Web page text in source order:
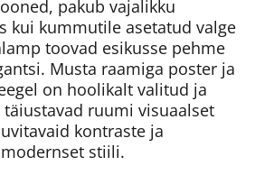
pakub vajalikku
kui kummutile asetatud valge
toovad esikusse pehme
Musta raamiga poster ja
on hoolikalt valitud ja
ruumi visuaalset
kontraste ja
stiili.